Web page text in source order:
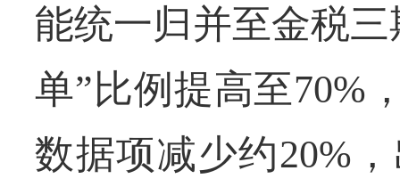
能统一归并至金税
单”比例提高至70%
数据项减少约20%